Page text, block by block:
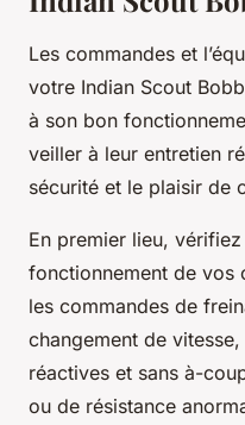
Les commandes et
votre Indian Scout
à son bon
veiller à leur entretien
sécurité et le plaisir de
En premier lieu,
fonctionnement de vos
les commandes de
changement de
réactives et sans à-
ou de résistance